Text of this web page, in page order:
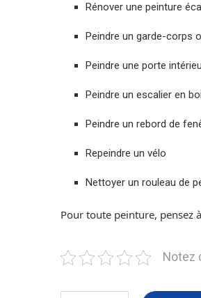
Rénover une peinture
Peindre un garde-corps
Peindre une porte
Peindre un escalier en
Peindre un rebord de
Repeindre un vélo
Nettoyer un rouleau de
Pour toute peinture, pensez
Notez